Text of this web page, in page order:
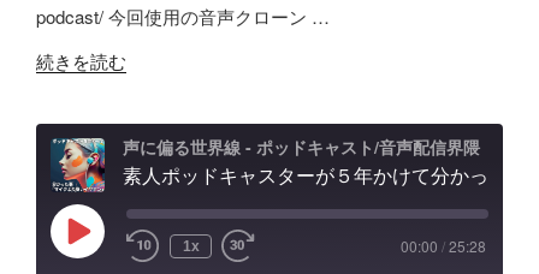
行
錯
の
記
録"
ノ
イ
除
去/
音
作
AI
ー
ル
の
録。
RSS
Spotify
RSS FEED
LINK
EMBED
podcast/ 今回使用の音声クローン …
"本
判
能？
続きを読む
声に偏る世界線 - ポッドキャスト/音声配信界隈
Play
Episode 1x 00:00 /25:28